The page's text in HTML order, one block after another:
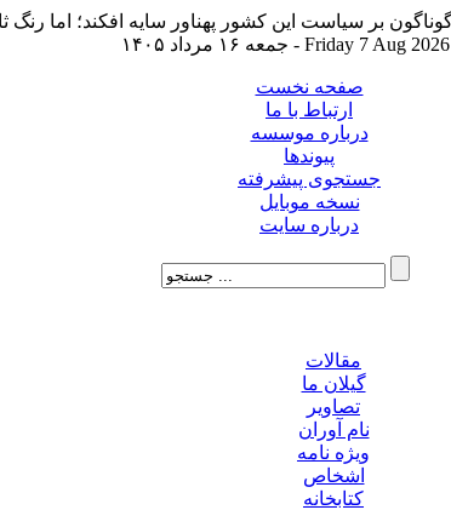
جمعه ۱۶ مرداد ۱۴۰۵ - Friday 7 Aug 2026
صفحه نخست
ارتباط با ما
درباره موسسه
پیوندها
جستجوی پیشرفته
نسخه موبایل
درباره سایت
مقالات
گیلان ما
تصاویر
نام آوران
ویژه نامه
اشخاص
کتابخانه